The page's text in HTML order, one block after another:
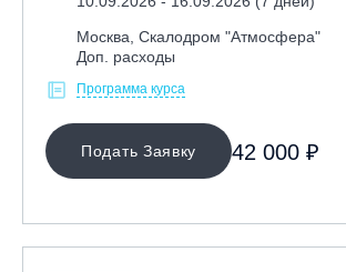
Москва, Скалодром "Атмосфера"
Доп. расходы
Программа курса
Подать Заявку 42 000 ₽